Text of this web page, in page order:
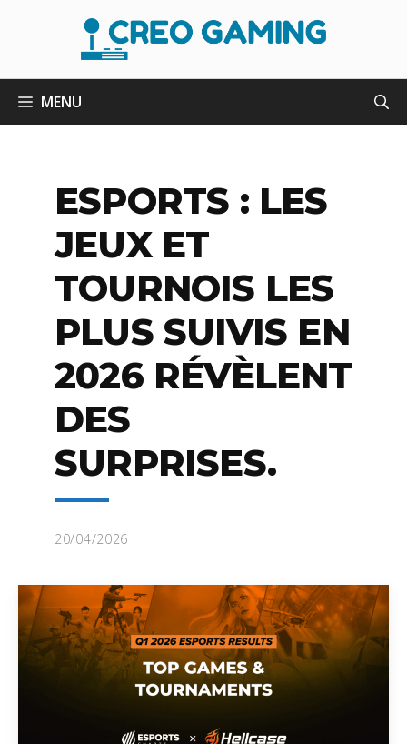
MENU
ESPORTS : LES
JEUX ET
TOURNOIS LES
PLUS SUIVIS EN
2026 RÉVÈLENT
DES
SURPRISES.
20/04/2026